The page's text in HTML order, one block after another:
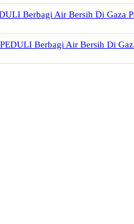
Berbagi Air Bersih Di Gaza
Berbagi Air Bersih Di